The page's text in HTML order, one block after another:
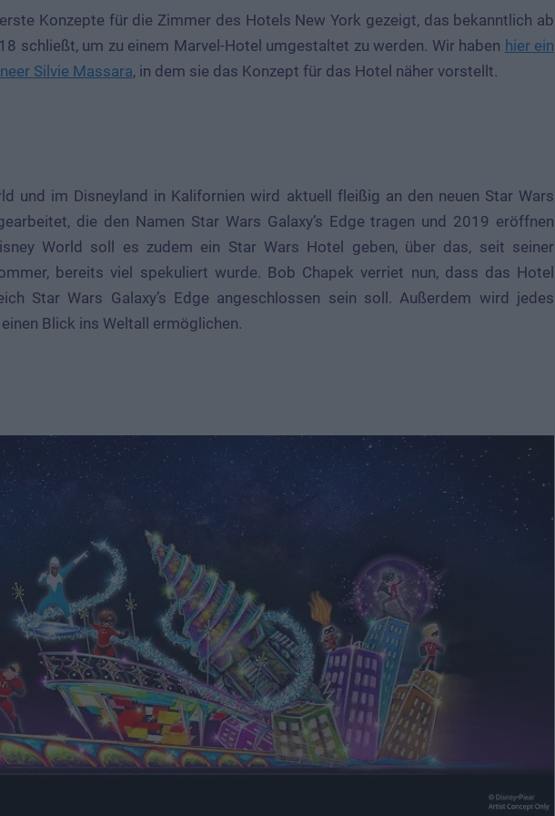
Konzepte für die Zimmer des Hotels New York gezeigt, das bekanntlich ab
schließt, um zu einem Marvel-Hotel umgestaltet zu werden. Wir haben hier ein
Silvie Massara, in dem sie das Konzept für das Hotel näher vorstellt.
und im Disneyland in Kalifornien wird aktuell fleißig an den neuen Star Wars
die den Namen Star Wars Galaxy’s Edge tragen und 2019 eröffnen
World soll es zudem ein Star Wars Hotel geben, über das, seit seiner
bereits viel spekuliert wurde. Bob Chapek verriet nun, dass das Hotel
Star Wars Galaxy’s Edge angeschlossen sein soll. Außerdem wird jedes
Blick ins Weltall ermöglichen.